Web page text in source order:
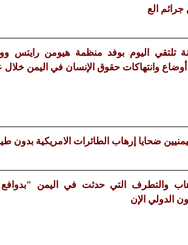
تلتقي اليوم بوفد منظمة هيومن رايتس
وانتهاكات حقوق الإنسان في اليمن خلال عام
والتطرف التي حدثت في اليمن
الدولي الإن